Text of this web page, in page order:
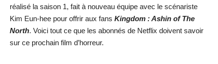
réalisé la saison 1, fait à nouveau équipe avec le scénariste
Kim Eun-hee pour offrir aux fans Kingdom : Ashin of The
North. Voici tout ce que les abonnés de Netflix doivent savoir
sur ce prochain film d’horreur.